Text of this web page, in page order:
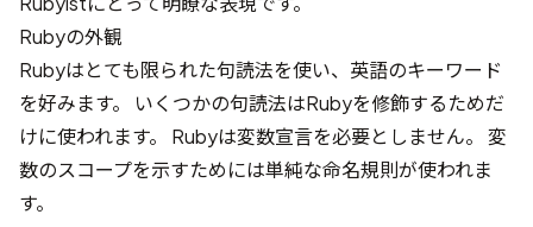
Rubyの外観
Rubyはとても限られた句読法を使い、英語のキーワード
を好みます。 いくつかの句読法はRubyを修飾するためだ
けに使われます。 Rubyは変数宣言を必要としません。 変
数のスコープを示すためには単純な命名規則が使われま
す。